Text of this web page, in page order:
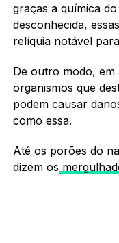
graças a química
desconhecida,
relíquia notável
De outro modo, em
organismos que
podem causar
como essa.
Até os porões do
dizem os